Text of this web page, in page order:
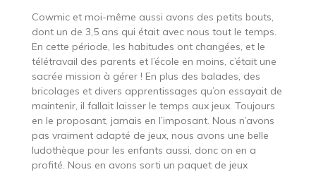
Cowmic et moi-même aussi avons des petits bouts,
dont un de 3,5 ans qui était avec nous tout le temps.
En cette période, les habitudes ont changées, et le
télétravail des parents et l’école en moins, c’était une
sacrée mission à gérer ! En plus des balades, des
bricolages et divers apprentissages qu’on essayait de
maintenir, il fallait laisser le temps aux jeux. Toujours
en le proposant, jamais en l’imposant. Nous n’avons
pas vraiment adapté de jeux, nous avons une belle
ludothèque pour les enfants aussi, donc on en a
profité. Nous en avons sorti un paquet de jeux